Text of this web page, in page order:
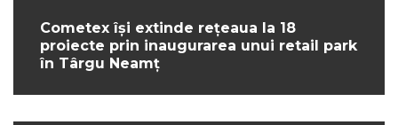
Cometex își extinde rețeaua la 18
proiecte prin inaugurarea unui retail park
în Târgu Neamț